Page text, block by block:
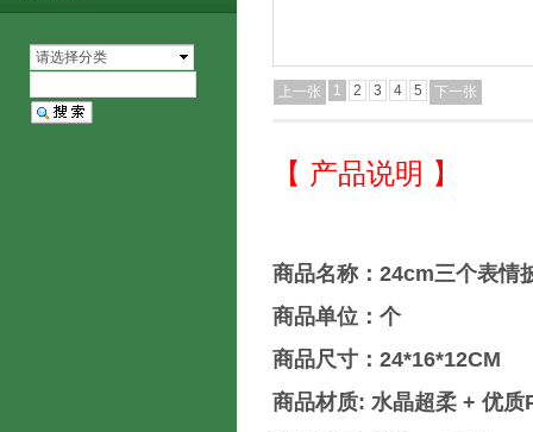
请选择分类
上一张 1 2 3 4 5 下一张
【 产品说明 】
商品名称：24cm三个表情
商品单位：个
商品尺寸：24*16*12CM
商品材质: 水晶超柔 + 优质